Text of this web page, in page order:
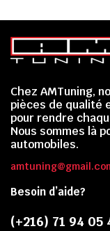
Chez AMTuning,
pièces de qualité
pour rendre
Nous sommes là
automobiles.
Besoin d’aide?
(+216) 71 94 05